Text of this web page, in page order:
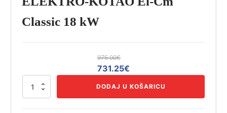
Classic 18 kW
975.00€
Izvorna
731.25€
cijena
ELEKTRO-
DODAJ U KOŠARICU